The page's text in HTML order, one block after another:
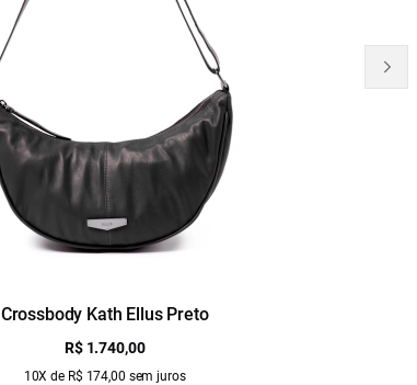
Crossbody Kath Ellus Preto
R$ 1.740,00
10X de R$ 174,00 sem juros